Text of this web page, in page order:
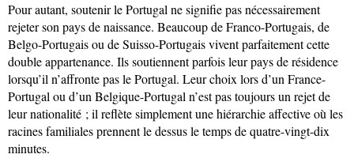
Pour autant, soutenir le Portugal ne signifie pas nécessairement
rejeter son pays de naissance. Beaucoup de Franco-Portugais, de
Belgo-Portugais ou de Suisso-Portugais vivent parfaitement cette
double appartenance. Ils soutiennent parfois leur pays de résidence
lorsqu’il n’affronte pas le Portugal. Leur choix lors d’un France-
Portugal ou d’un Belgique-Portugal n’est pas toujours un rejet de
leur nationalité ; il reflète simplement une hiérarchie affective où les
racines familiales prennent le dessus le temps de quatre-vingt-dix
minutes.